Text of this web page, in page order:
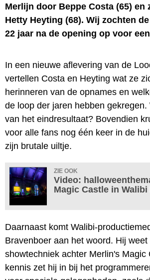
Merlijn door Beppe Costa (65) en
Hetty Heyting (68). Wij zochten
22 jaar na de opening op voor
In een nieuwe aflevering van de
vertellen Costa en Heyting wat ze
herinneren van de opnames en
de loop der jaren hebben gekregen.
van het eindresultaat? Bovendien
voor alle fans nog één keer in de
zijn brutale uiltje.
ZIE OOK
Video:
Magic Castle in Walibi
Daarnaast komt Walibi-
Bravenboer aan het woord. Hij
showtechniek achter Merlin's Magic
kennis zet hij in bij het